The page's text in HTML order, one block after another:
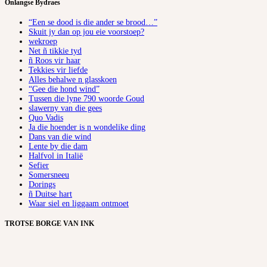
Onlangse Bydraes
“Een se dood is die ander se brood…”
Skuit jy dan op jou eie voorstoep?
wekroep
Net ñ tikkie tyd
ñ Roos vir haar
Tekkies vir liefde
Alles behalwe n glasskoen
“Gee die hond wind”
Tussen die lyne 790 woorde Goud
slawerny van die gees
Quo Vadis
Ja die hoender is n wondelike ding
Dans van die wind
Lente by die dam
Halfvol in Italië
Sefier
Somersneeu
Dorings
ñ Duitse hart
Waar siel en liggaam ontmoet
TROTSE BORGE VAN INK